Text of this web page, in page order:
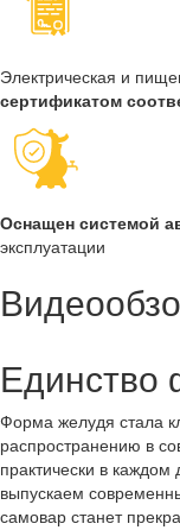
Электрическая и
сертификатом
Оснащен системой
эксплуатации
Единство
Форма желудя стала
распространению в
практически в
выпускаем
самовар станет